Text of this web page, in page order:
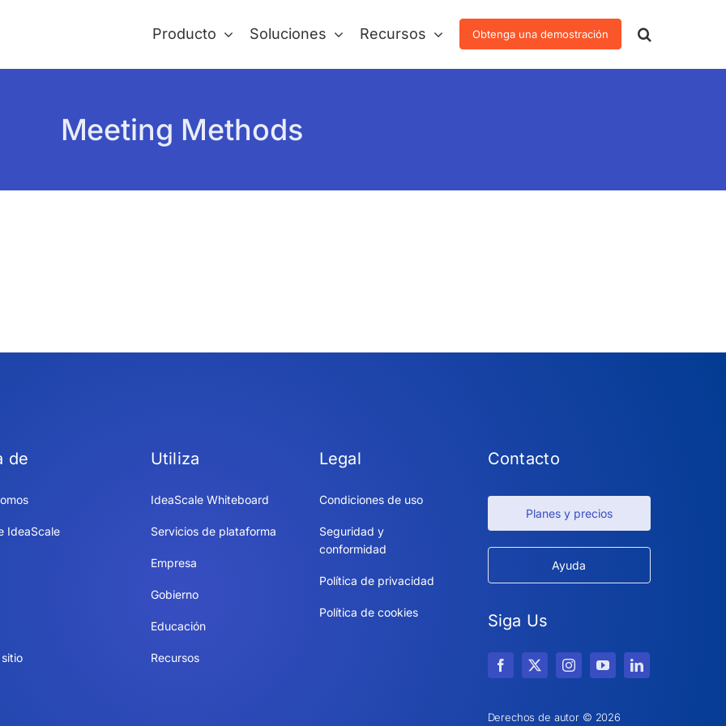
Producto Soluciones Recursos Obtenga una demostración
Meeting Methods
de
IdeaScale
Utiliza
IdeaScale Whiteboard
Servicios de plataforma
Empresa
Gobierno
Educación
Recursos
Legal
Condiciones de uso
Seguridad y
conformidad
Política de privacidad
Política de cookies
Contacto
Planes y precios
Ayuda
Siga Us
Derechos de autor © 2026